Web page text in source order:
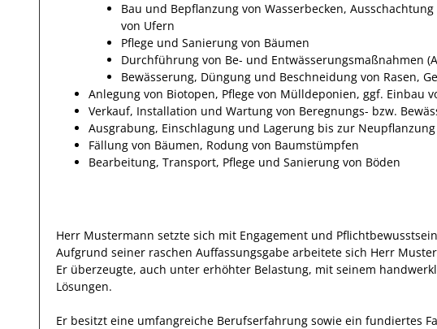
Bau und Bepflanzung von Wasserbecken,
von Ufern
Pflege und Sanierung von Bäumen
Durchführung von Be- und Entwässerungsmaßnahmen
Bewässerung, Düngung und Beschneidung von Rasen,
Anlegung von Biotopen, Pflege von Mülldeponien, ggf. Einbau
Verkauf, Installation und Wartung von Beregnungs- bzw.
Ausgrabung, Einschlagung und Lagerung bis zur
Fällung von Bäumen, Rodung von Baumstümpfen
Bearbeitung, Transport, Pflege und Sanierung von Böden
Herr Mustermann setzte sich mit Engagement und Pflichtbewusstsein
Aufgrund seiner raschen Auffassungsgabe arbeitete sich Herr
Er überzeugte, auch unter erhöhter Belastung, mit seinem
Lösungen.
Er besitzt eine umfangreiche Berufserfahrung sowie ein fundiertes